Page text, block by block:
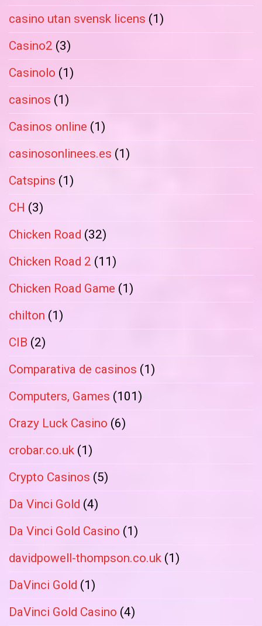
casino utan svensk licens (1)
Casino2 (3)
Casinolo (1)
casinos (1)
Casinos online (1)
casinosonlinees.es (1)
Catspins (1)
CH (3)
Chicken Road (32)
Chicken Road 2 (11)
Chicken Road Game (1)
chilton (1)
CIB (2)
Comparativa de casinos (1)
Computers, Games (101)
Crazy Luck Casino (6)
crobar.co.uk (1)
Crypto Casinos (5)
Da Vinci Gold (4)
Da Vinci Gold Casino (1)
davidpowell-thompson.co.uk (1)
DaVinci Gold (1)
DaVinci Gold Casino (4)